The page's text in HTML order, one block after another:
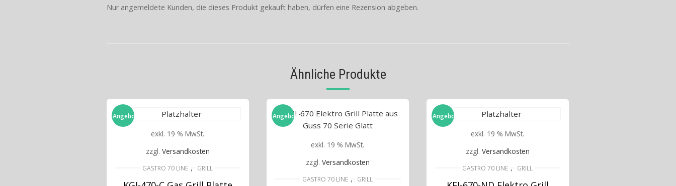
Nur angemeldete Kunden, die dieses Produkt gekauft haben, dürfen eine Rezension abgeben.
Ähnliche Produkte
Angebot!
exkl. 19 % MwSt.
zzgl. Versandkosten
GASTRO 70 LINE , GRILL
Angebot!
exkl. 19 % MwSt.
zzgl. Versandkosten
GASTRO 70 LINE , GRILL
Angebot!
exkl. 19 % MwSt.
zzgl. Versandkosten
GASTRO 70 LINE , GRILL